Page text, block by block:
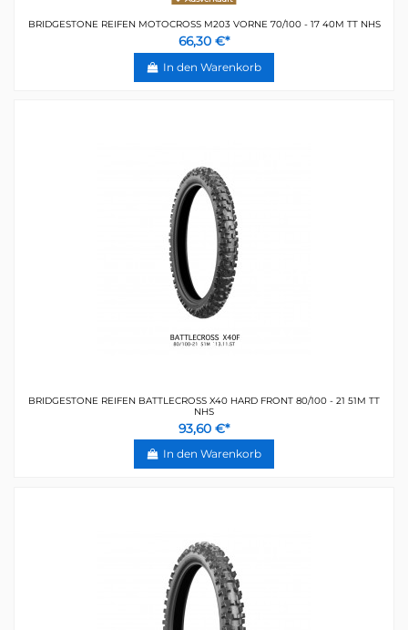
BRIDGESTONE REIFEN MOTOCROSS M203 VORNE 70/100 - 17 40M TT NHS
66,30 €*
In den Warenkorb
BRIDGESTONE REIFEN BATTLECROSS X40 HARD FRONT 80/100 - 21 51M TT
NHS
93,60 €*
In den Warenkorb